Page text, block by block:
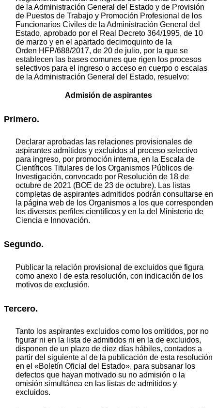
de la Administración General del Estado y de Provisión
de Puestos de Trabajo y Promoción Profesional de los
Funcionarios Civiles de la Administración General del
Estado, aprobado por el Real Decreto 364/1995, de 10
de marzo y en el apartado decimoquinto de la
Orden HFP/688/2017, de 20 de julio, por la que se
establecen las bases comunes que rigen los procesos
selectivos para el ingreso o acceso en cuerpo o escalas
de la Administración General del Estado, resuelvo:
Admisión de aspirantes
Primero.
Declarar aprobadas las relaciones provisionales de
aspirantes admitidos y excluidos al proceso selectivo
para ingreso, por promoción interna, en la Escala de
Científicos Titulares de los Organismos Públicos de
Investigación, convocado por Resolución de 18 de
octubre de 2021 (BOE de 23 de octubre). Las listas
completas de aspirantes admitidos podrán consultarse en
la página web de los Organismos a los que corresponden
los diversos perfiles científicos y en la del Ministerio de
Ciencia e Innovación.
Segundo.
Publicar la relación provisional de excluidos que figura
como anexo I de esta resolución, con indicación de los
motivos de exclusión.
Tercero.
Tanto los aspirantes excluidos como los omitidos, por no
figurar ni en la lista de admitidos ni en la de excluidos,
disponen de un plazo de diez días hábiles, contados a
partir del siguiente al de la publicación de esta resolución
en el «Boletín Oficial del Estado», para subsanar los
defectos que hayan motivado su no admisión o la
omisión simultánea en las listas de admitidos y
excluidos.